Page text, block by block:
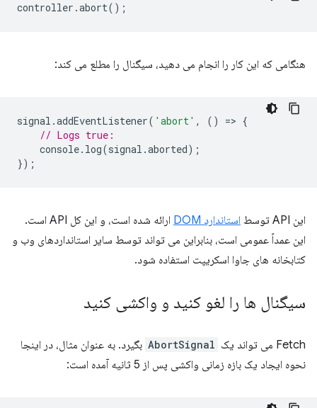
controller .abort();
هنگامی که این کار را انجام می دهید، سیگنال را مطلع می کند:
signal .addEventListener( 'abort' , () => {
// Logs true:
console. log(signal .aborted);
});
این API توسط استاندارد DOM
ارائه شده است، و این کل API است.
این عمداً عمومی است، بنابراین می تواند توسط سایر استانداردهای وب و
کتابخانه های جاوا اسکریپت استفاده شود.
سیگنال ها را لغو کنید و واکشی کنید
Fetch می تواند یک AbortSignal بگیرد. به عنوان مثال، در اینجا
نحوه ایجاد یک بازه زمانی واکشی پس از 5 ثانیه آمده است: